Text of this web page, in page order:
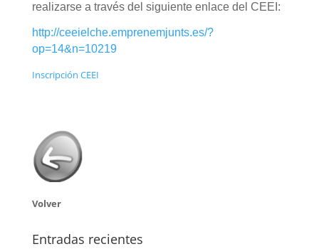
realizarse a través del siguiente enlace del CEEI:
http://ceeielche.emprenemjunts.es/?
op=14&n=10219
Inscripción CEEI
Volver
Entradas recientes